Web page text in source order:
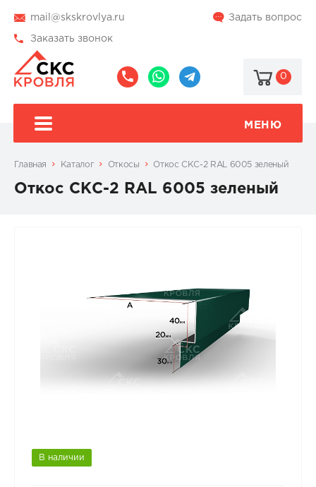
mail@skskrovlya.ru Задать вопрос
Заказать звонок
0
МЕНЮ
Главная Каталог Откосы Откос СКС-2 RAL 6005 зеленый
Откос СКС-2 RAL 6005 зеленый
В наличии